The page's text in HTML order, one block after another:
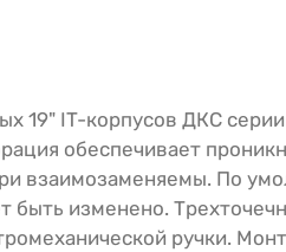
19" IT-корпусов ДКС
обеспечивает
взаимозаменяемы. По
изменено.
ручки.